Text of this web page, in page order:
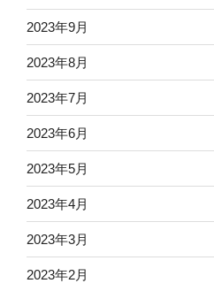
2023年9月
2023年8月
2023年7月
2023年6月
2023年5月
2023年4月
2023年3月
2023年2月